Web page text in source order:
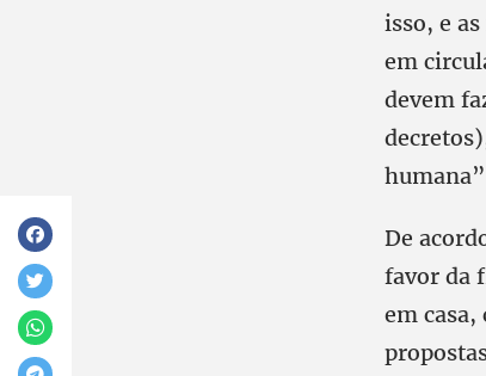
isso, e
em
devem
De
favor da
em casa,